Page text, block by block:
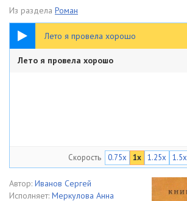
Из раздела Роман
Лето я провела хорошо
1:21:02
Лето я провела хорошо
Скорость 0.75x 1x 1.25x 1.5x
Автор: Иванов Сергей
Исполняет: Меркулова Анна